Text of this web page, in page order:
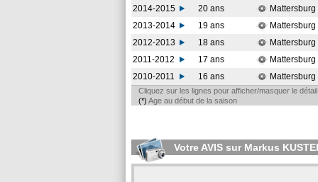
2014-2015
20 ans Mattersburg
2013-2014
19 ans Mattersburg
2012-2013
18 ans Mattersburg
2011-2012
17 ans Mattersburg
2010-2011
16 ans Mattersburg
Cliquez sur les lignes pour afficher/masquer le
(*) Age au début de la saison
Votre AVIS sur Markus